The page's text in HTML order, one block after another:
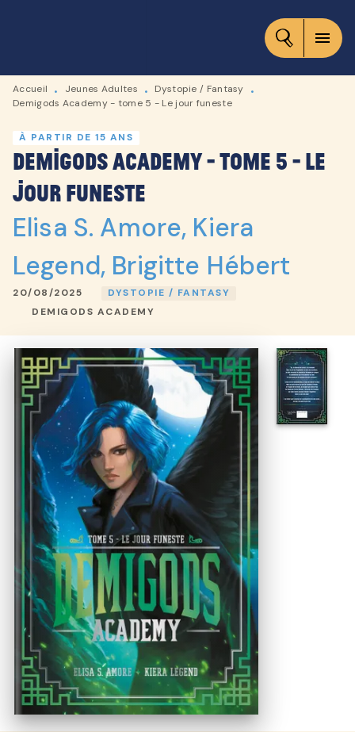
CONTENU
menu
Accueil • Jeunes Adultes • Dystopie / Fantasy
•
Demigods Academy - tome 5 - Le jour funeste
À PARTIR DE 15 ANS
Demigods Academy - tome 5 - Le
jour funeste
Elisa S. Amore, Kiera
Legend, Brigitte Hébert
20/08/2025
DYSTOPIE / FANTASY
DEMIGODS ACADEMY